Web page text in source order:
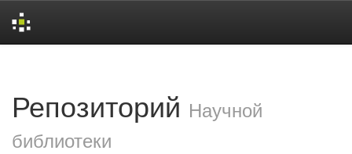
Репозиторий Научной
библиотеки